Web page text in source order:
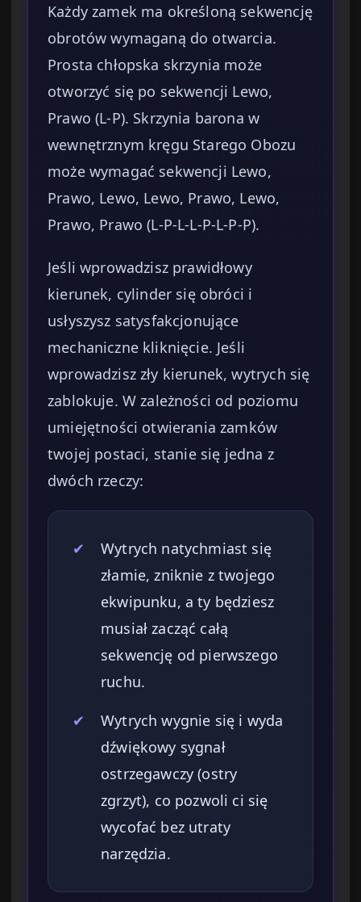
Każdy zamek ma określoną sekwencję
obrotów wymaganą do otwarcia.
Prosta chłopska skrzynia może
otworzyć się po sekwencji Lewo,
Prawo (L-P). Skrzynia barona w
wewnętrznym kręgu Starego Obozu
może wymagać sekwencji Lewo,
Prawo, Lewo, Lewo, Prawo, Lewo,
Prawo, Prawo (L-P-L-L-P-L-P-P).
Jeśli wprowadzisz prawidłowy
kierunek, cylinder się obróci i
usłyszysz satysfakcjonujące
mechaniczne kliknięcie. Jeśli
wprowadzisz zły kierunek, wytrych się
zablokuje. W zależności od poziomu
umiejętności otwierania zamków
twojej postaci, stanie się jedna z
dwóch rzeczy:
✔
Wytrych natychmiast się
złamie, zniknie z twojego
ekwipunku, a ty będziesz
musiał zacząć całą
sekwencję od pierwszego
ruchu.
✔
Wytrych wygnie się i wyda
dźwiękowy sygnał
ostrzegawczy (ostry
zgrzyt), co pozwoli ci się
wycofać bez utraty
narzędzia.